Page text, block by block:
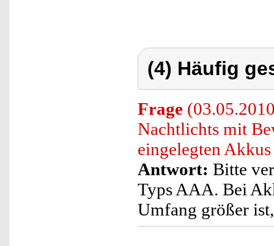
(4) Häufig
Frage
Nachtlichts mit
eingelegten
Antwort: Bitte
Typs AAA. Bei
Umfang größer